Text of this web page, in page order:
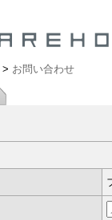
> お問い合わせ